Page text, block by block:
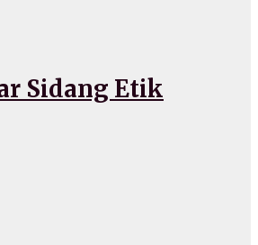
Sidang Etik